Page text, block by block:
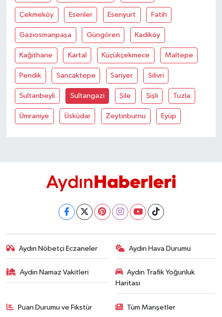
Çekmeköy Esenler Esenyurt Fatih
Gaziosmanpaşa Güngören Kadiköy
Kağithane Kartal Küçükçekmece Maltepe
Pendik Sancaktepe Sariyer Silivri
Sultanbeyli Sultangazi Şile Şişli Tuzla
Ümraniye Üsküdar Zeytinburnu Eyüp
Aydın Nöbetçi Eczaneler Aydın Hava Durumu
Aydin Namaz Vakitleri
Aydın Trafik Yoğunluk
Haritası
Puan Durumu ve Fikstür Tüm Manşetler